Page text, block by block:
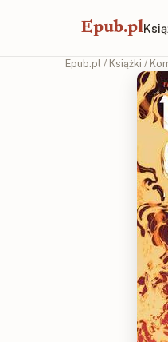
Epub.pl
Epub.pl / Książki /